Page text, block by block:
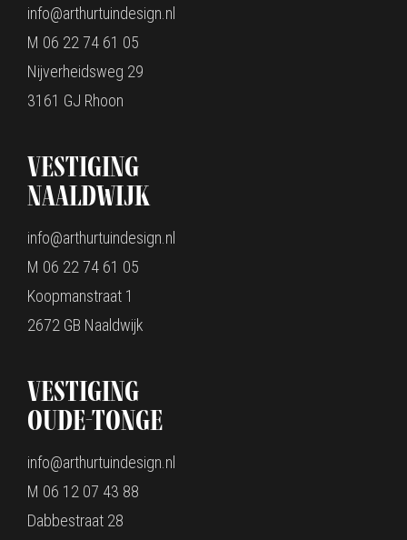
info@arthurtuindesign.nl
M 06 22 74 61 05
Nijverheidsweg 29
3161 GJ Rhoon
Vestiging
Naaldwijk
info@arthurtuindesign.nl
M 06 22 74 61 05
Koopmanstraat 1
2672 GB Naaldwijk
Vestiging
oude-Tonge
info@arthurtuindesign.nl
M 06 12 07 43 88
Dabbestraat 28